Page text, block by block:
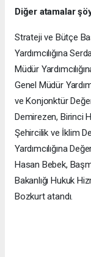
Diğer atamalar
Strateji ve Bütçe
Yardımcılığına
Müdür
Genel Müdür
ve Konjonktür
Demirezen, Birinci
Şehircilik ve İklim
Yardımcılığına
Hasan Bebek,
Bakanlığı Hukuk
Bozkurt atandı.